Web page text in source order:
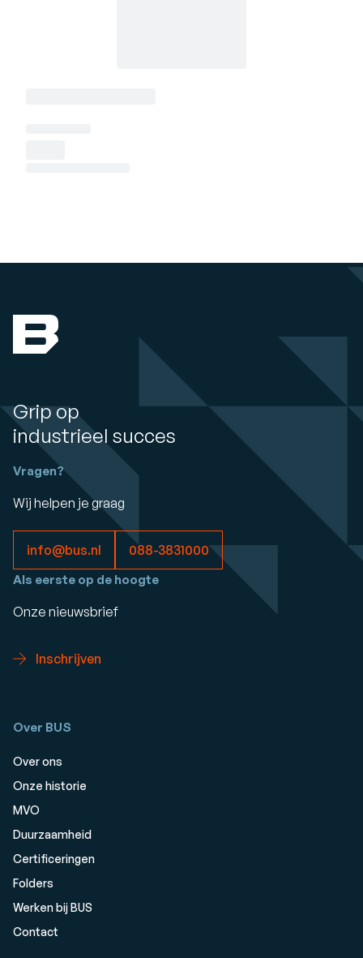
Grip op
industrieel succes
Vragen?
Wij helpen je graag
info@bus.nl 088-3831000
Als eerste op de hoogte
Onze nieuwsbrief
Inschrijven
Over BUS
Over ons
Onze historie
MVO
Duurzaamheid
Certificeringen
Folders
Werken bij BUS
Contact